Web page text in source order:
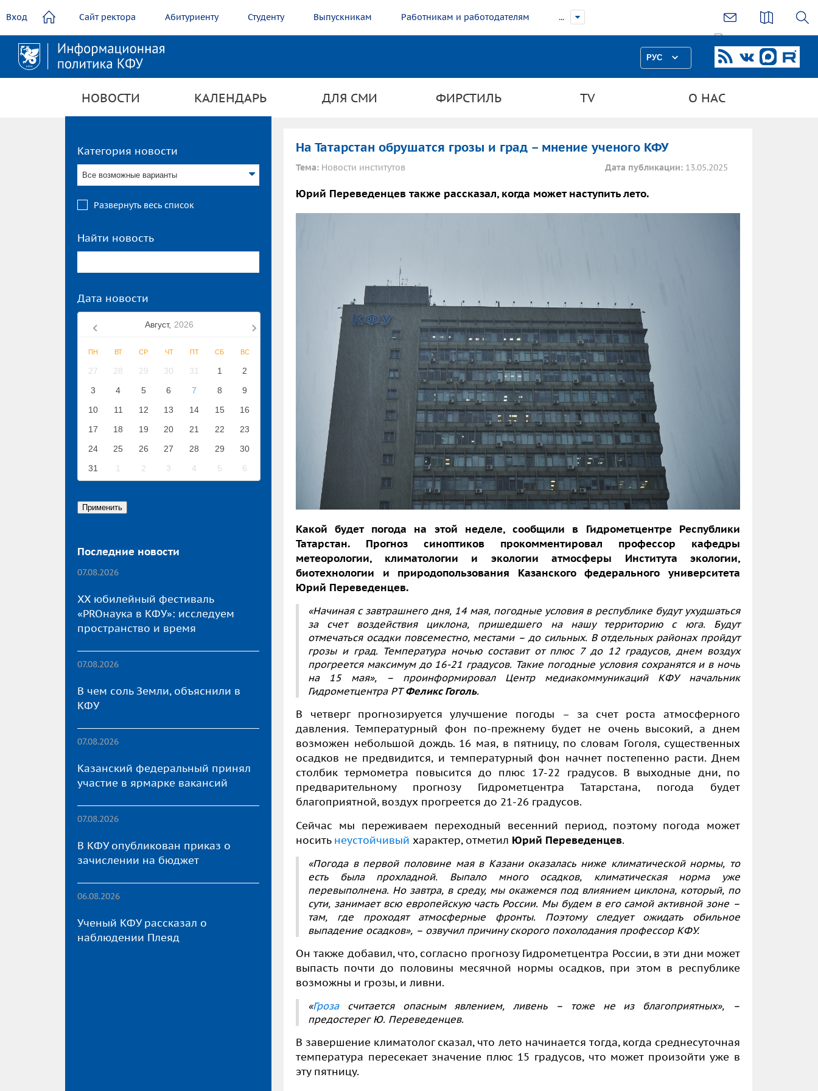
содержанию
Вход Сайт ректора Абитуриенту Студенту Выпускникам Работникам и работодателям ...
РУС
НОВОСТИ КАЛЕНДАРЬ ДЛЯ СМИ ФИРСТИЛЬ TV О НАС
Категория новости
Все возможные варианты
Развернуть весь список
Найти новость
Дата новости
Август, 2026
ПН ВТ СР ЧТ ПТ СБ ВС
27 28 29 30 31 1
2
3
4 5 6 7 8
9
10
11 12 13 14 15
16
17
18 19 20 21 22
23
24
25 26 27 28 29
30
31
1 2 3 4 5 6
Последние новости
07.08.2026
XX юбилейный фестиваль
«PROнаука в КФУ»: исследуем
пространство и время
07.08.2026
В чем соль Земли, объяснили в
КФУ
07.08.2026
Казанский федеральный принял
участие в ярмарке вакансий
07.08.2026
В КФУ опубликован приказ о
зачислении на бюджет
06.08.2026
Ученый КФУ рассказал о
наблюдении Плеяд
На Татарстан обрушатся грозы и град – мнение ученого КФУ
Тема: Новости институтов Дата публикации: 13.05.2025
Юрий Переведенцев также рассказал, когда может наступить лето.
Какой будет погода на этой неделе, сообщили в Гидрометцентре Республики
Татарстан. Прогноз синоптиков прокомментировал профессор кафедры
метеорологии, климатологии и экологии атмосферы Института экологии,
биотехнологии и природопользования Казанского федерального университета
Юрий Переведенцев.
«Начиная с завтрашнего дня, 14 мая, погодные условия в республике будут ухудшаться
за счет воздействия циклона, пришедшего на нашу территорию с юга. Будут
отмечаться осадки повсеместно, местами – до сильных. В отдельных районах пройдут
грозы и град. Температура ночью составит от плюс 7 до 12 градусов, днем воздух
прогреется максимум до 16-21 градусов. Такие погодные условия сохранятся и в ночь
на 15 мая», – проинформировал Центр медиакоммуникаций КФУ начальник
Гидрометцентра РТФеликс Гоголь.
В четверг прогнозируется улучшение погоды – за счет роста атмосферного
давления. Температурный фон по-прежнему будет не очень высокий, а днем
возможен небольшой дождь. 16 мая, в пятницу, по словам Гоголя, существенных
осадков не предвидится, и температурный фон начнет постепенно расти. Днем
столбик термометра повысится до плюс 17-22 градусов. В выходные дни, по
предварительному прогнозу Гидрометцентра Татарстана, погода будет
благоприятной, воздух прогреется до 21-26 градусов.
Сейчас мы переживаем переходный весенний период, поэтому погода может
носить неустойчивый характер, отметил Юрий Переведенцев.
«Погода в первой половине мая в Казани оказалась ниже климатической нормы, то
есть была прохладной. Выпало много осадков, климатическая норма уже
перевыполнена. Но завтра, в среду, мы окажемся под влиянием циклона, который, по
сути, занимает всю европейскую часть России. Мы будем в его самой активной зоне –
там, где проходят атмосферные фронты. Поэтому следует ожидать обильное
выпадение осадков», – озвучил причину скорого похолодания профессор КФУ.
Он также добавил, что, согласно прогнозу Гидрометцентра России, в эти дни может
выпасть почти до половины месячной нормы осадков, при этом в республике
возможны и грозы, и ливни.
«Грозасчитается опасным явлением, ливень – тоже не из благоприятных», –
предостерег Ю. Переведенцев.
В завершение климатолог сказал, что лето начинается тогда, когда среднесуточная
температура пересекает значение плюс 15 градусов, что может произойти уже в
эту пятницу.